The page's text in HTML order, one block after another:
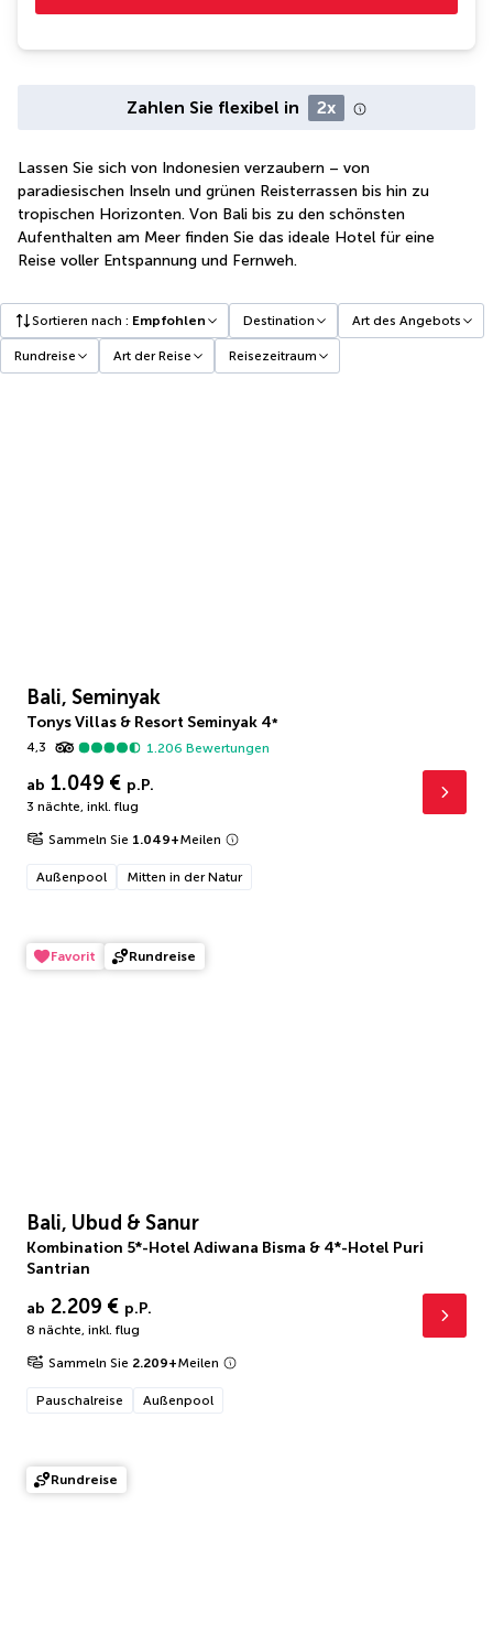
Zahlen Sie flexibel in 2x
Lassen Sie sich von Indonesien verzaubern – von
paradiesischen Inseln und grünen Reisterrassen bis hin zu
tropischen Horizonten. Von Bali bis zu den schönsten
Aufenthalten am Meer finden Sie das ideale Hotel für eine
Reise voller Entspannung und Fernweh.
Sortieren nach : Empfohlen Destination Art des Angebots
Rundreise Art der Reise Reisezeitraum
Bali, Seminyak
Tonys Villas & Resort Seminyak 4*
4,3
1.206 Bewertungen
ab 1.049 € p.P.
3 nächte, inkl. flug
Sammeln Sie 1.049+Meilen
Außenpool Mitten in der Natur
Favorit Rundreise
Bali, Ubud & Sanur
Kombination 5*-Hotel Adiwana Bisma & 4*-Hotel Puri
Santrian
ab 2.209 € p.P.
8 nächte, inkl. flug
Sammeln Sie 2.209+Meilen
Pauschalreise Außenpool
Rundreise